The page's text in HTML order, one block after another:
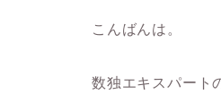
こんばんは。
数独エキスパート